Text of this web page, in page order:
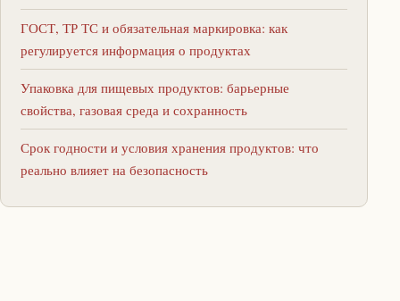
ГОСТ, ТР ТС и обязательная маркировка: как
регулируется информация о продуктах
Упаковка для пищевых продуктов: барьерные
свойства, газовая среда и сохранность
Срок годности и условия хранения продуктов: что
реально влияет на безопасность